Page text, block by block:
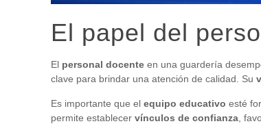
El papel del
El personal docente en una guardería
clave para brindar una atención de calidad. Su
Es importante que elequipo educativo esté
permite establecervínculos de confianza ,